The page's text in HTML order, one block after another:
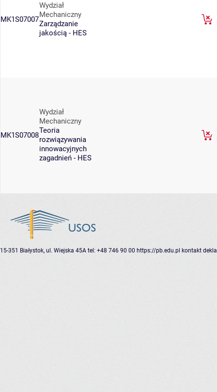
MK1S07007
Wydział
Mechaniczny
Zarządzanie
jakością - HES
MK1S07008
Wydział
Mechaniczny
Teoria
rozwiązywania
innowacyjnych
zagadnień - HES
15-351 Białystok, ul. Wiejska 45A tel: +48 746 90 00 https://pb.edu.pl kontakt